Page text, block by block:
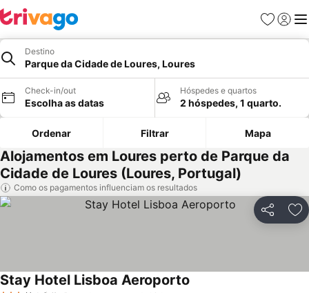
Favoritos
Iniciar
Destino
Parque da Cidade de Loures, Loures
Check-in/out
Escolha as datas
Hóspedes e quartos
2 hóspedes, 1 quarto.
Ordenar Filtrar Mapa
Alojamentos em Loures perto de Parque da
Cidade de Loures (Loures, Portugal)
Como os pagamentos influenciam os resultados
Partilhar
Stay Hotel Lisboa Aeroporto